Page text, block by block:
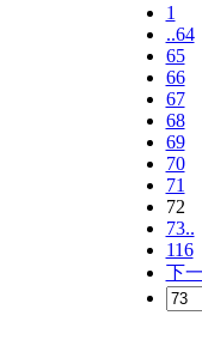
1
..64
65
66
67
68
69
70
71
72
73..
116
下